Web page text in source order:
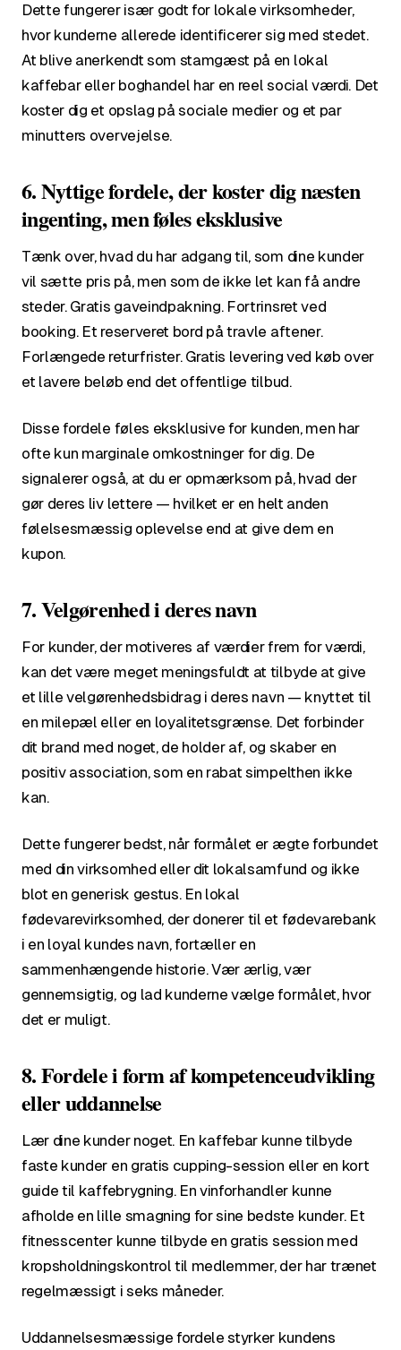
Dette fungerer især godt for lokale virksomheder,
hvor kunderne allerede identificerer sig med stedet.
At blive anerkendt som stamgæst på en lokal
kaffebar eller boghandel har en reel social værdi. Det
koster dig et opslag på sociale medier og et par
minutters overvejelse.
6. Nyttige fordele, der koster dig næsten
ingenting, men føles eksklusive
Tænk over, hvad du har adgang til, som dine kunder
vil sætte pris på, men som de ikke let kan få andre
steder. Gratis gaveindpakning. Fortrinsret ved
booking. Et reserveret bord på travle aftener.
Forlængede returfrister. Gratis levering ved køb over
et lavere beløb end det offentlige tilbud.
Disse fordele føles eksklusive for kunden, men har
ofte kun marginale omkostninger for dig. De
signalerer også, at du er opmærksom på, hvad der
gør deres liv lettere — hvilket er en helt anden
følelsesmæssig oplevelse end at give dem en
kupon.
7. Velgørenhed i deres navn
For kunder, der motiveres af værdier frem for værdi,
kan det være meget meningsfuldt at tilbyde at give
et lille velgørenhedsbidrag i deres navn — knyttet til
en milepæl eller en loyalitetsgrænse. Det forbinder
dit brand med noget, de holder af, og skaber en
positiv association, som en rabat simpelthen ikke
kan.
Dette fungerer bedst, når formålet er ægte forbundet
med din virksomhed eller dit lokalsamfund og ikke
blot en generisk gestus. En lokal
fødevarevirksomhed, der donerer til et fødevarebank
i en loyal kundes navn, fortæller en
sammenhængende historie. Vær ærlig, vær
gennemsigtig, og lad kunderne vælge formålet, hvor
det er muligt.
8. Fordele i form af kompetenceudvikling
eller uddannelse
Lær dine kunder noget. En kaffebar kunne tilbyde
faste kunder en gratis cupping-session eller en kort
guide til kaffebrygning. En vinforhandler kunne
afholde en lille smagning for sine bedste kunder. Et
fitnesscenter kunne tilbyde en gratis session med
kropsholdningskontrol til medlemmer, der har trænet
regelmæssigt i seks måneder.
Uddannelsesmæssige fordele styrker kundens